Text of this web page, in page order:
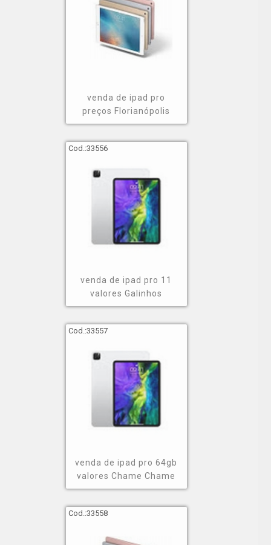
venda de ipad pro
preços Florianópolis
Cod.:33556
venda de ipad pro 11
valores Galinhos
Cod.:33557
venda de ipad pro 64gb
valores Chame Chame
Cod.:33558